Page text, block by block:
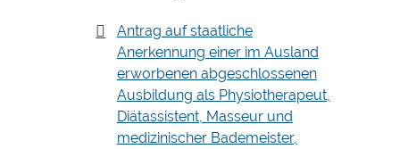
Antrag auf staatliche
Anerkennung einer im Ausland
erworbenen abgeschlossenen
Ausbildung als Physiotherapeut,
Diätassistent, Masseur und
medizinischer Bademeister,